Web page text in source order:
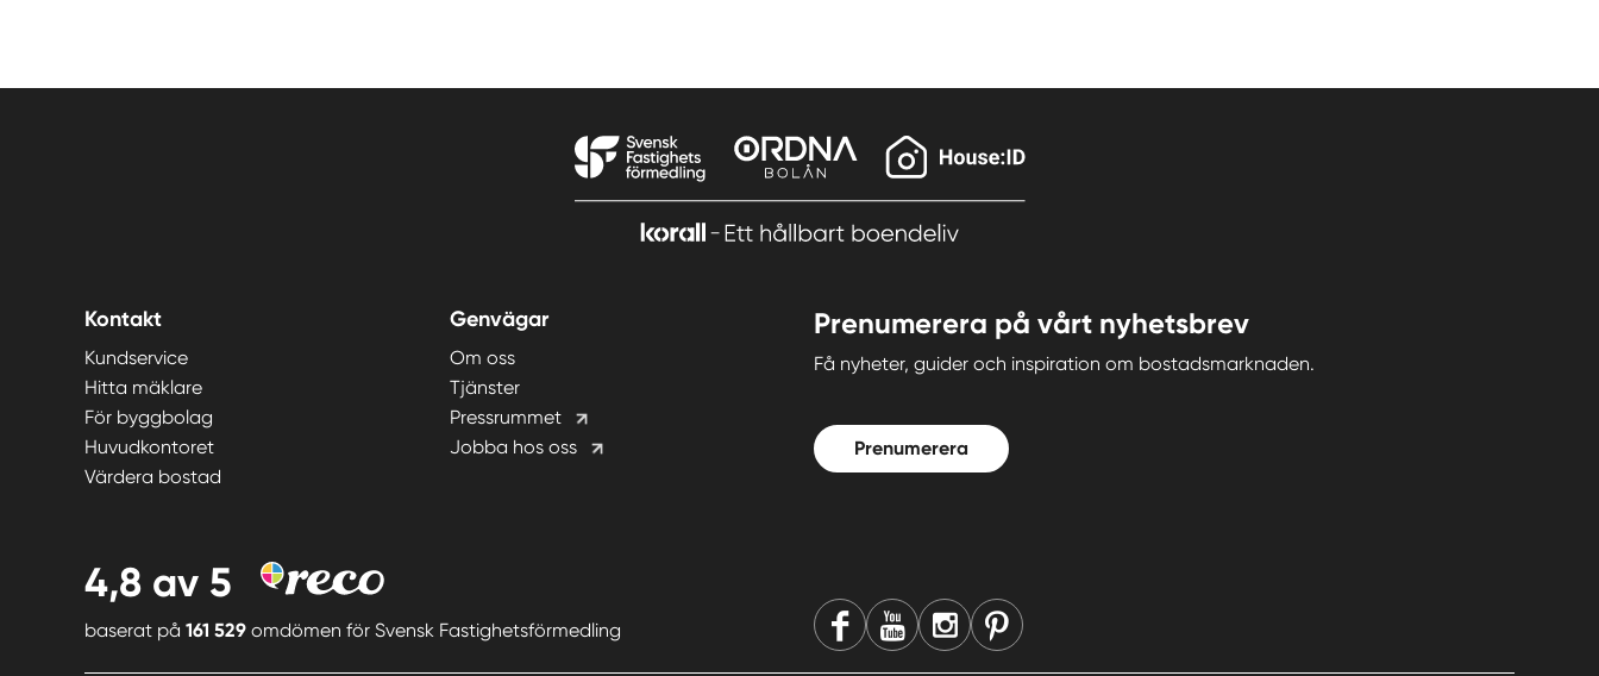
Kontakt
Kundservice
Hitta mäklare
För byggbolag
Huvudkontoret
Värdera bostad
Genvägar
Om oss
Tjänster
Pressrummet
Jobba hos oss
Prenumerera på vårt nyhetsbrev
Få nyheter, guider och inspiration om bostadsmarknaden.
Prenumerera
4,8 av 5
baserat på 161 529 omdömen för Svensk Fastighetsförmedling